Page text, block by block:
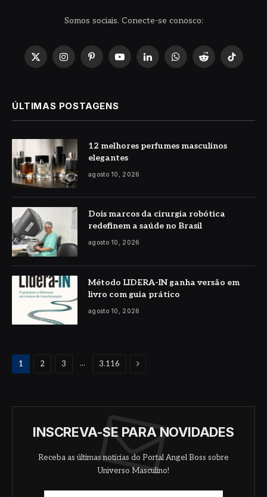
Somos sociais. Conecte-se conosco:
X
InstagramPinterestYouTubeLinkedInWhatsApp
Reddit TikTok
ÚLTIMAS POSTAGENS
12 melhores perfumes masculinos
elegantes
agosto 10, 2026
Dois marcos da cirurgia robótica
redefinem a saúde no Brasil
agosto 10, 2026
Método LIDERA-IN ganha versão em
livro com guia prático
agosto 10, 2026
1 2 3 ... 3.116 Proximo
INSCREVA-SE PARA NOVIDADES
Receba as últimas notícias do Portal Angel Boss sobre
Universo Masculino!